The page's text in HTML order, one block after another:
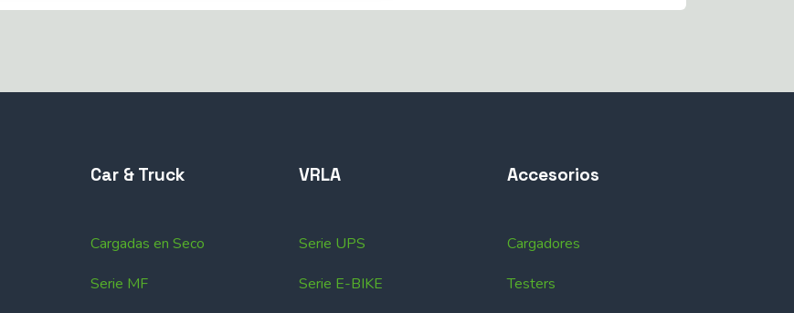
Car & Truck
Cargadas en Seco
Serie MF
VRLA
Serie UPS
Serie E-BIKE
Accesorios
Cargadores
Testers